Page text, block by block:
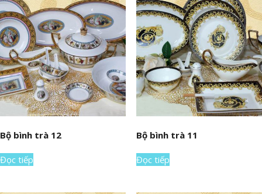
Bộ bình trà 12
Đọc tiếp
Bộ bình trà 11
Đọc tiếp